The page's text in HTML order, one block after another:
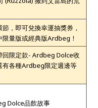
，即可兌換幸運抽獎券，
限量版或經典版Ardbeg！
回限定款- Ardbeg Dolce收
有各種Ardbeg限定週邊等
Dolce品飲故事